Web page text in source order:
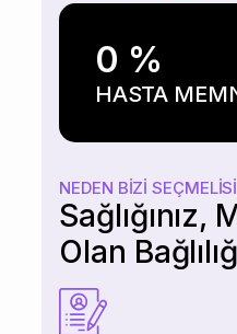
NEDEN BIZI
Sağlığınız,
Olan
0 %
HASTA